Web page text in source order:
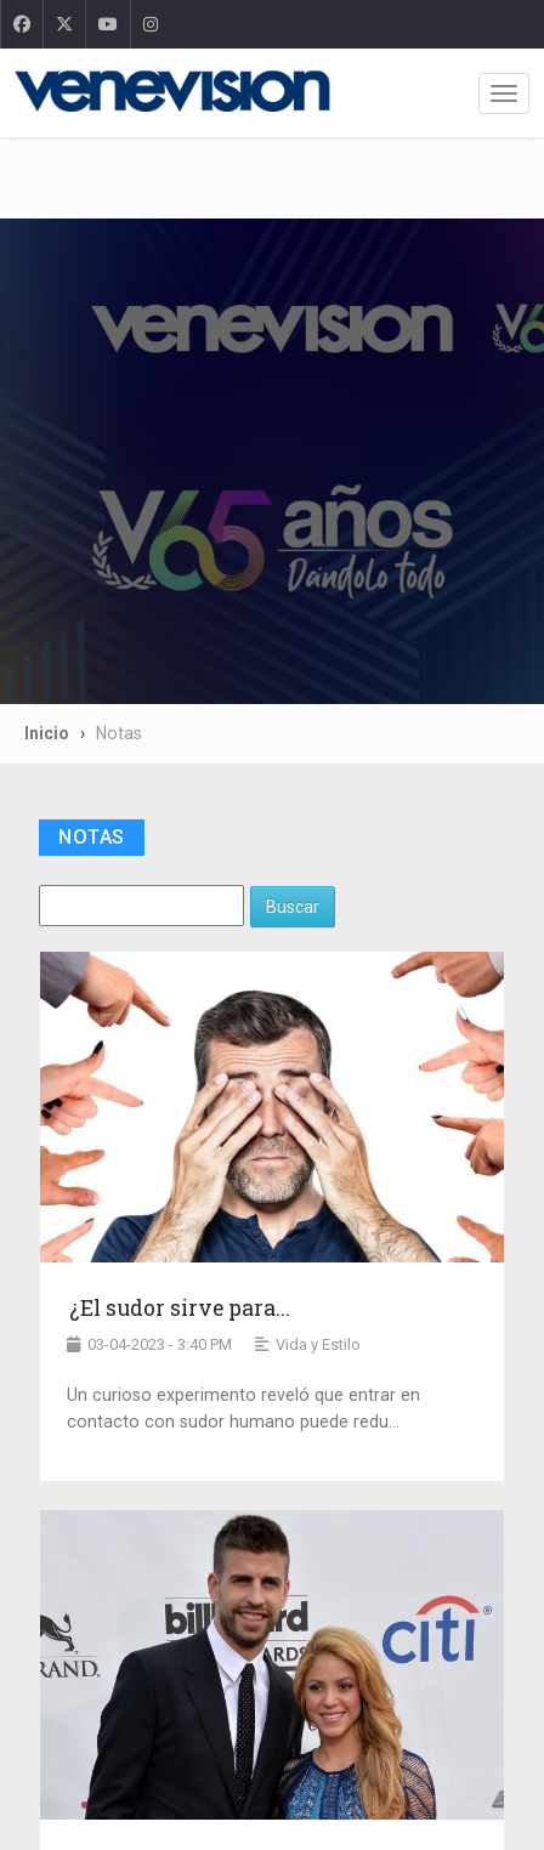
Inicio Notas
NOTAS
Buscar
¿El sudor sirve para...
03-04-2023 - 3:40 PM Vida y Estilo
Un curioso experimento reveló que entrar en
contacto con sudor humano puede redu...